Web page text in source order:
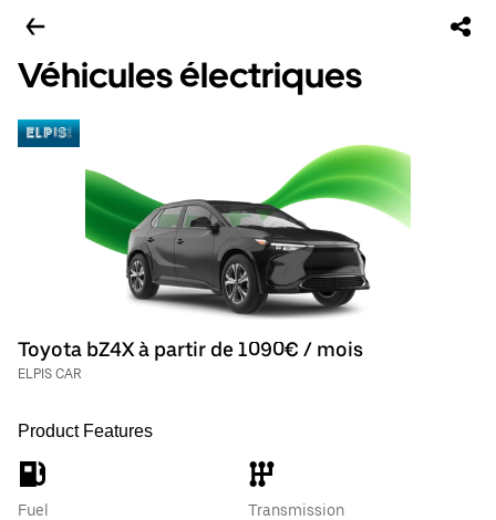
Véhicules électriques
Toyota bZ4X à partir de 1090€ / mois
ELPIS CAR
Product Features
Fuel
Transmission